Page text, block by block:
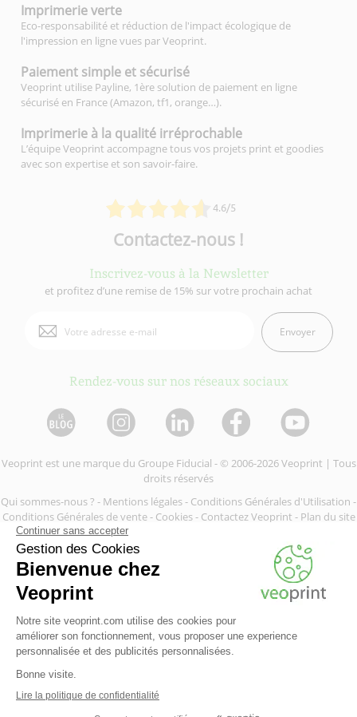
4.6/5
Imprimerieverte
Eco-responsabilité et réduction de l'impact écologique de
l'impression en ligne vues par Veoprint.
Paiement simple et sécurisé
Veoprint utilise Payline, 1ère solution de paiement en ligne
sécurisé en France (Amazon, tf1, orange…).
Imprimerie à la qualité irréprochable
L’équipe Veoprint accompagne tous vos projets print et goodies
avec son expertise et son savoir-faire.
Contactez-nous !
Inscrivez-vous à la Newsletter
et profitez d’une remise de 15% sur votre prochain achat
Envoyer
Rendez-vous sur nos réseaux sociaux
Veoprint est une marque du Groupe Fiducial - © 2006-2026 Veoprint | Tous
droits réservés
Qui sommes-nous ? - Mentions légales- Conditions Générales d'Utilisation -
Conditions Générales de vente- Cookies- Contactez Veoprint - Plan du site